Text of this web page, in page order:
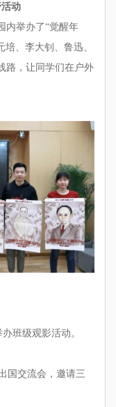
动
内举办了“觉醒年
、李大钊、鲁迅、
路，让同学们在户外
班级观影活动。
国交流会，邀请三